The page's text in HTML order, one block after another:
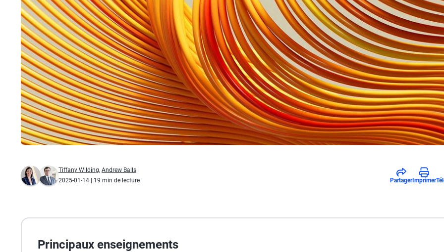
Tiffany Wilding, Andrew Balls
2025-01-14 | 19 min de lecture PartagerImprimer
Principaux enseignements